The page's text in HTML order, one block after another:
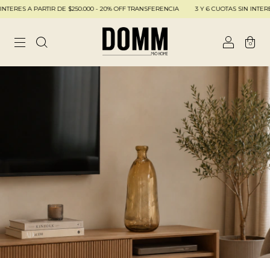
A PARTIR DE $250.000 - 20% OFF TRANSFERENCIA 3 Y 6 CUOTAS SIN
0